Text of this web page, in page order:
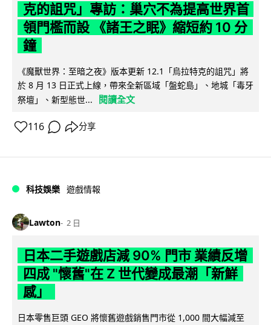
克的詛咒」專訪：巢穴不為提高世界首
領門檻而設 《諸王之眠》縮短約 10 分
鐘
《魔獸世界：至暗之夜》版本更新 12.1「烏拉特克的詛咒」將
於 8 月 13 日正式上線，帶來全新區域「盤蛇島」、地城「毒牙
祭壇」、新型態世...
閱讀全文
116 分享
科技娛樂 遊戲情報
Lawton 2 日
日本二手遊戲店減 90% 門市 業績反增
四成 "懷舊"在 Z 世代變成最潮「新鮮
感」
日本零售巨頭 GEO 將懷舊遊戲銷售門市從 1,000 間大幅減至